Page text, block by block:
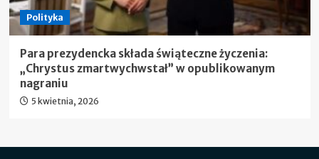
Polityka
Para prezydencka składa świąteczne życzenia:
„Chrystus zmartwychwstał” w opublikowanym
nagraniu
5 kwietnia, 2026